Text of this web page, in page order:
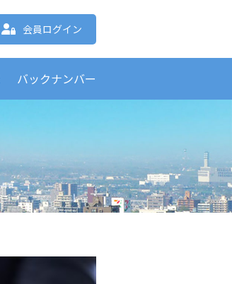
会員ログイン
バックナンバー